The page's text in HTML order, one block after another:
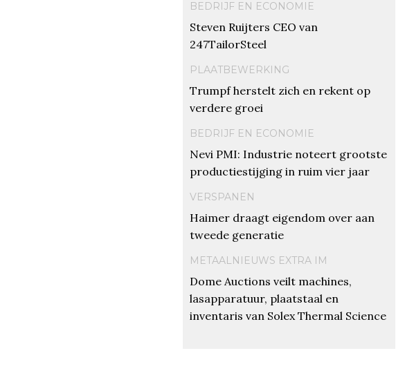
BEDRIJF EN ECONOMIE
Steven Ruijters CEO van
247TailorSteel
PLAATBEWERKING
Trumpf herstelt zich en rekent op
verdere groei
BEDRIJF EN ECONOMIE
Nevi PMI: Industrie noteert grootste
productiestijging in ruim vier jaar
VERSPANEN
Haimer draagt eigendom over aan
tweede generatie
METAALNIEUWS EXTRA IM
Dome Auctions veilt machines,
lasapparatuur, plaatstaal en
inventaris van Solex Thermal Science